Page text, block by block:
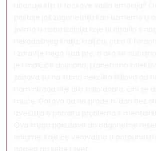
ubacuje klip u točkove vaših emocija?
postaje još zagonetnija kad uzmemo u
živimo u doba izobilja koje bi oborilo s
nekadašnjeg kralja, kraljicu, cara ili
i zdravije nego ikad pre, a ako se
je i malčice dosadno, planetarno
zabava su na samo nekoliko klikova od
nam nikada nije bilo tako dobro, čini se
muče. Gotovo da ne prođe ni dan bez
izveštaja o porastu problema s
Ova knjiga pokušava da odgonetne
enigme, koje će verovatno u potpunosti
pogled na sebe i svet.